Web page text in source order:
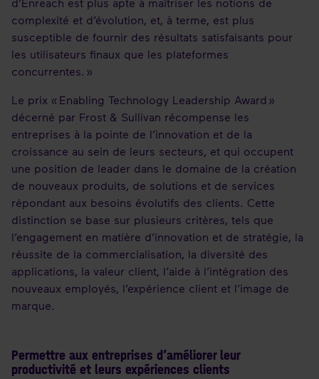
d’Enreach est plus apte à maîtriser les notions de
complexité et d’évolution, et, à terme, est plus
susceptible de fournir des résultats satisfaisants pour
les utilisateurs finaux que les plateformes
concurrentes. »
Le prix « Enabling Technology Leadership Award »
décerné par Frost & Sullivan récompense les
entreprises à la pointe de l’innovation et de la
croissance au sein de leurs secteurs, et qui occupent
une position de leader dans le domaine de la création
de nouveaux produits, de solutions et de services
répondant aux besoins évolutifs des clients. Cette
distinction se base sur plusieurs critères, tels que
l’engagement en matière d’innovation et de stratégie, la
réussite de la commercialisation, la diversité des
applications, la valeur client, l’aide à l’intégration des
nouveaux employés, l’expérience client et l’image de
marque.
Permettre aux entreprises d’améliorer leur
productivité et leurs expériences clients